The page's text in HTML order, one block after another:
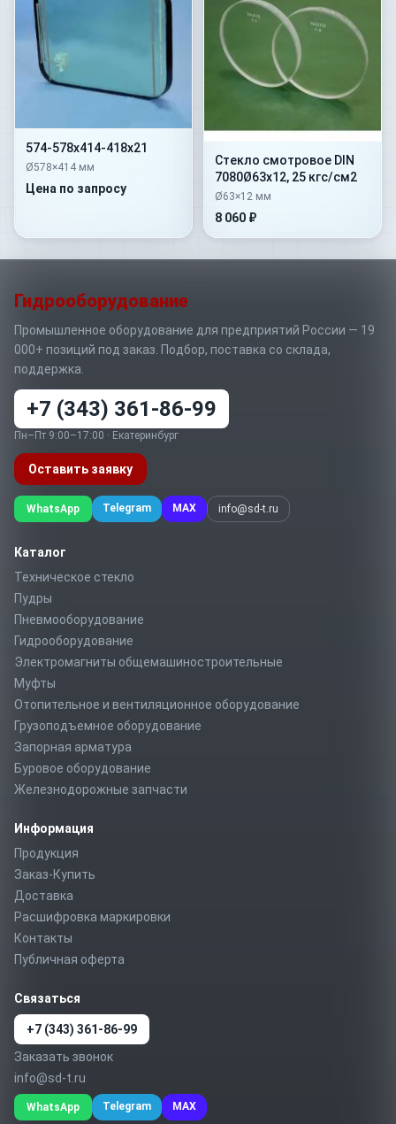
574-578х414-418х21
Ø578×414 мм
Цена по запросу
Стекло смотровое DIN
7080Ø63х12, 25 кгс/см2
Ø63×12 мм
8 060 ₽
Гидрооборудование
Промышленное оборудование для предприятий России — 19
000+ позиций под заказ. Подбор, поставка со склада,
поддержка.
+7 (343) 361-86-99
Пн–Пт 9:00–17:00 · Екатеринбург
Оставить заявку
WhatsApp Telegram MAX info@sd-t.ru
Каталог
Техническое стекло
Пудры
Пневмооборудование
Гидрооборудование
Электромагниты общемашиностроительные
Муфты
Отопительное и вентиляционное оборудование
Грузоподъемное оборудование
Запорная арматура
Буровое оборудование
Железнодорожные запчасти
Информация
Продукция
Заказ-Купить
Доставка
Расшифровка маркировки
Контакты
Публичная оферта
Связаться
+7 (343) 361-86-99
Заказать звонок
info@sd-t.ru
WhatsApp Telegram MAX